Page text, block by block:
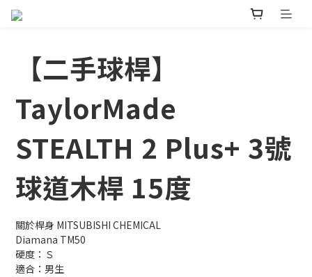
【二手球桿】
TaylorMade
STEALTH 2 Plus+ 3號
球道木桿 15度
關於桿身 MITSUBISHI CHEMICAL
Diamana TM50
硬度：Ｓ
適合：男生